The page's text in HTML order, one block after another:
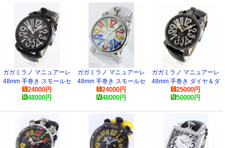
ガガミラノ マニュアーレ
48mm 手巻き スモールセ
コンド ダークブラウン メ
ンズ 5012.04S コピー 腕時
24000円
48000円
ガガミラノ マニュアーレ
48mm 手巻き スモールセ
コンド メンズ 5010.1 コピ
ー 腕時計
24000円
48000円
ガガミラノ マニュアーレ
48mm 手巻き ダイヤ＆ダ
イヤモンド メンズ
5012.1D.6 コピー 腕時計
25000円
50000円